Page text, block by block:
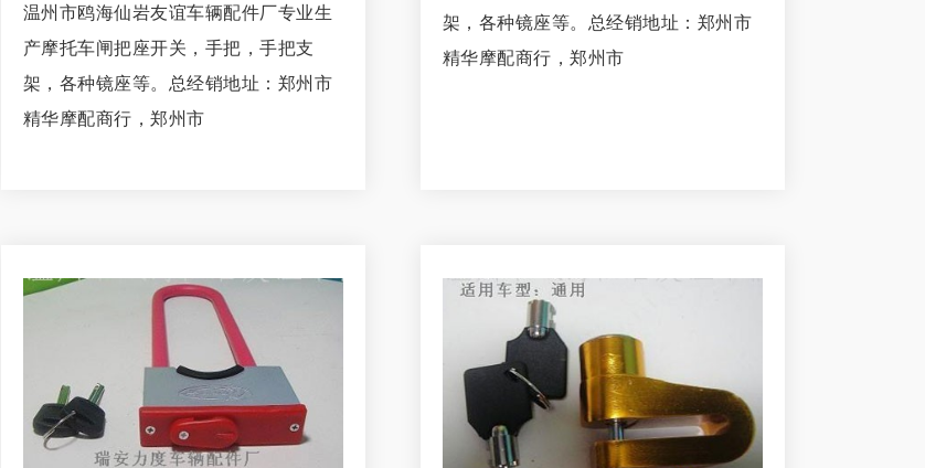
温州市鸥海仙岩友谊车辆配件厂专业生
产摩托车闸把座开关，手把，手把支
架，各种镜座等。总经销地址：郑州市
精华摩配商行，郑州市
架，各种镜座等。总经销地址：郑州市
精华摩配商行，郑州市